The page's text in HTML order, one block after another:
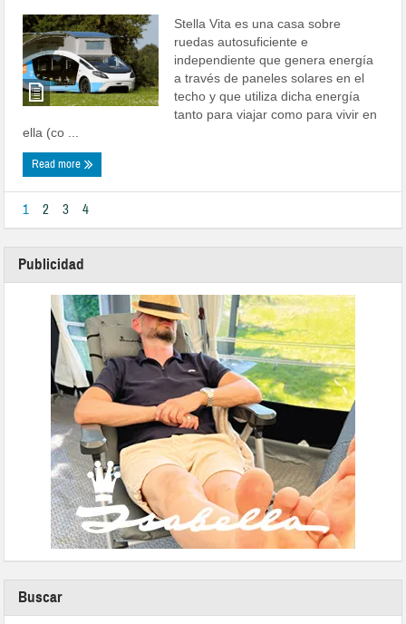
Stella Vita es una casa sobre
ruedas autosuficiente e
independiente que genera energía
a través de paneles solares en el
techo y que utiliza dicha energía
tanto para viajar como para vivir en
ella (co ...
Read more
1 2 3 4
Publicidad
Buscar